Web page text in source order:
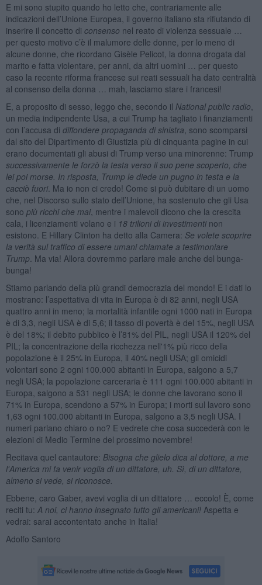
E mi sono stupito quando ho letto che, contrariamente alle
indicazioni dell’Unione Europea, il governo italiano sta rifiutando di
inserire il concetto di consenso nel reato di violenza sessuale …
per questo motivo c’è il malumore delle donne, per lo meno di
alcune donne, che ricordano Gisèle Pelicot, la donna drogata dal
marito e fatta violentare, per anni, da altri uomini … per questo
caso la recente riforma francese sui reati sessuali ha dato centralità
al consenso della donna … mah, lasciamo stare i francesi!
E, a proposito di sesso, leggo che, secondo il National public radio
un media indipendente Usa, a cui Trump ha tagliato i finanziamenti
con l’accusa di diffondere propaganda di sinistra , sono scomparsi
dal sito del Dipartimento di Giustizia più di cinquanta pagine in cui
erano documentati gli abusi di Trump verso una minorenne: Trump
successivamente le forzò la testa verso il suo pene scoperto, che
lei poi morse. In risposta, Trump le diede un pugno in testa e la
cacciò fuori. Ma io non ci credo! Come si può dubitare di un uomo
che, nel Discorso sullo stato dell’Unione, ha sostenuto che gli Usa
sono più ricchi che mai, mentre i malevoli dicono che la crescita
cala, i licenziamenti volano e i 18 trilioni di investimentinon
esistono. E Hillary Clinton ha detto alla Camera: Se volete scoprire
la verità sul traffico di essere umani chiamate a testimoniare
Trump . Ma via! Allora dovremmo parlare male anche del bunga-
bunga!
Stiamo parlando della più grandi democrazia del mondo! E i dati lo
mostrano: l’aspettativa di vita in Europa è di 82 anni, negli USA
quattro anni in meno; la mortalità infantile ogni 1000 nati in Europa
è di 3,3, negli USA è di 5,6; il tasso di povertà è del 15%, negli USA
è del 18%; il debito pubblico è l’81% del PIL, negli USA il 120% del
PIL; la concentrazione della ricchezza nell'1% più ricco della
popolazione è il 25% in Europa, il 40% negli USA; gli omicidi
volontari sono 2 ogni 100.000 abitanti in Europa, salgono a 5,7
negli USA; la popolazione carceraria è 111 ogni 100.000 abitanti in
Europa, salgono a 531 negli USA; le donne che lavorano sono il
71% in Europa, scendono a 57% in Europa; i morti sul lavoro sono
1,63 ogni 100.000 abitanti in Europa, salgono a 3,5 negli USA. I
numeri parlano chiaro o no? E vedrete che cosa succederà con le
elezioni di Medio Termine del prossimo novembre!
Recitava quel cantautore: Bisogna che glielo dica al dottore, a me
l'America mi fa venir voglia di un dittatore, uh. Sì, di un dittatore,
almeno si vede, si riconosce.
Ebbene, caro Gaber, avevi voglia di un dittatore … eccolo! È, come
reciti tu: A noi, ci hanno insegnato tutto gli americani! Aspetta e
vedrai: sarai accontentato anche in Italia!
Adolfo Santoro